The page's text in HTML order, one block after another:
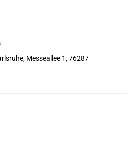
Messeallee 1, 76287